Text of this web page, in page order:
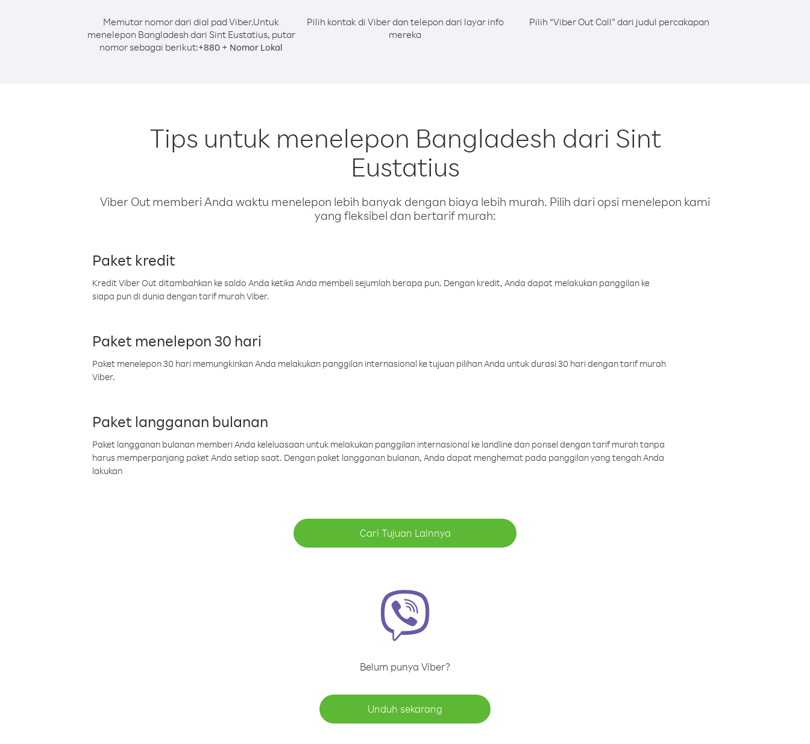
Memutar nomor dari dial pad Viber.Untuk
menelepon Bangladesh dari Sint Eustatius, putar
nomor sebagai berikut:+880 + Nomor Lokal
Pilih kontak di Viber dan telepon dari layar info
mereka
Pilih “Viber Out Call” dari judul percakapan
Tips untuk menelepon Bangladesh dari Sint
Eustatius
Viber Out memberi Anda waktu menelepon lebih banyak dengan biaya lebih murah. Pilih dari opsi menelepon kami
yang fleksibel dan bertarif murah:
Paket kredit
Kredit Viber Out ditambahkan ke saldo Anda ketika Anda membeli sejumlah berapa pun. Dengan kredit, Anda dapat melakukan panggilan ke
siapa pun di dunia dengan tarif murah Viber.
Paket menelepon 30 hari
Paket menelepon 30 hari memungkinkan Anda melakukan panggilan internasional ke tujuan pilihan Anda untuk durasi 30 hari dengan tarif murah
Viber.
Paket langganan bulanan
Paket langganan bulanan memberi Anda keleluasaan untuk melakukan panggilan internasional ke landline dan ponsel dengan tarif murah tanpa
harus memperpanjang paket Anda setiap saat. Dengan paket langganan bulanan, Anda dapat menghemat pada panggilan yang tengah Anda
lakukan
Cari Tujuan Lainnya
Belum punya Viber?
Unduh sekarang